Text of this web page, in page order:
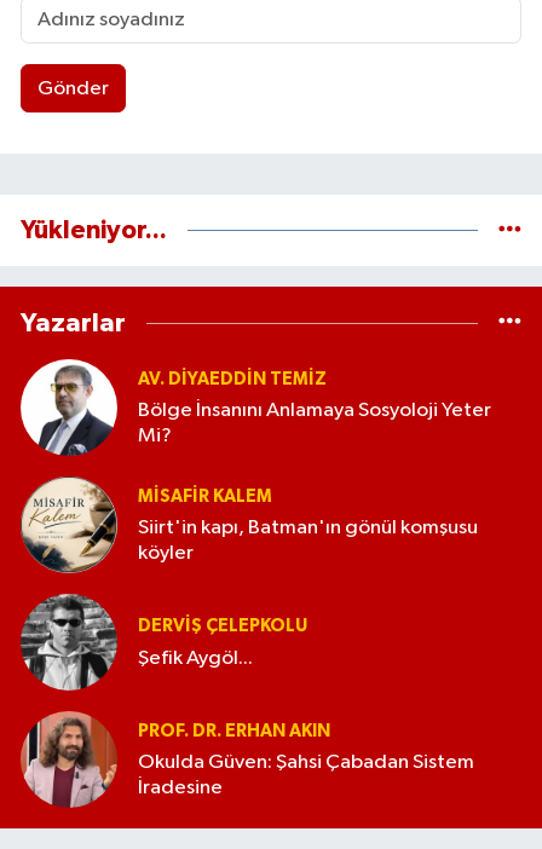
Gönder
Yükleniyor...
Yazarlar
AV. DIYAEDDIN TEMIZ
Bölge İnsanını Anlamaya Sosyoloji Yeter
Mi?
MISAFIR KALEM
Siirt'in kapı, Batman'ın gönül komşusu
köyler
DERVIŞ ÇELEPKOLU
Şefik Aygöl...
PROF. DR. ERHAN AKIN
Okulda Güven: Şahsi Çabadan Sistem
İradesine